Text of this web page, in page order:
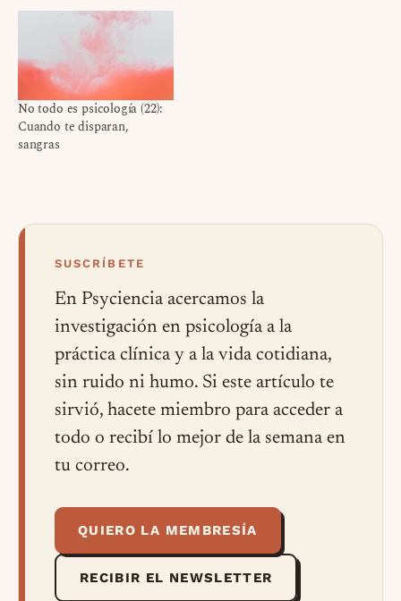
No todo es psicología (22):
Cuando te disparan,
sangras
SUSCRÍBETE
En Psyciencia acercamos la
investigación en psicología a la
práctica clínica y a la vida cotidiana,
sin ruido ni humo. Si este artículo te
sirvió, hacete miembro para acceder a
todo o recibí lo mejor de la semana en
tu correo.
QUIERO LA MEMBRESÍA
RECIBIR EL NEWSLETTER